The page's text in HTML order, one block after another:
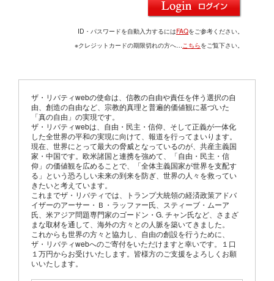
ID・パスワードを自動入力するにはFAQをご参考ください。
※クレジットカードの期限切れの方へ…こちらをご覧下さい。
ザ・リバティwebの使命は、信教の自由や責任を伴う選択の自
由、創造の自由など、宗教的真理と普遍的価値観に基づいた
「真の自由」の実現です。
ザ・リバティwebは、自由・民主・信仰、そして正義が一体化
した全世界の平和の実現に向けて、報道を行ってまいります。
現在、世界にとって最大の脅威となっているのが、共産主義国
家・中国です。欧米諸国と連携を強めて、「自由・民主・信
仰」の価値観を広めることで、「全体主義国家が世界を支配す
る」という恐ろしい未来の到来を防ぎ、世界の人々を救ってい
きたいと考えています。
これまでザ・リバティでは、トランプ大統領の経済政策アドバ
イザーのアーサー・Ｂ・ラッファー氏、スティーブ・ムーア
氏、米アジア問題専門家のゴードン・G. チャン氏など、さまざ
まな取材を通して、海外の方々との人脈を築いてきました。
これからも世界の方々と協力し、自由の創設を行うために、
ザ・リバティwebへのご寄付をいただけますと幸いです。１口
１万円からお受けいたします。皆様方のご支援をよろしくお願
いいたします。